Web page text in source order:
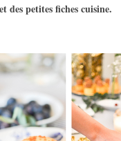
des petites fiches cuisine.